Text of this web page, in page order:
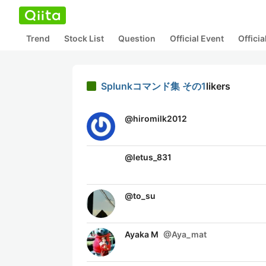
Trend Stock List Question Official Event
Splunkコマンド集 その1likers
@hiromilk2012
@letus_831
@to_su
Ayaka M @Aya_mat